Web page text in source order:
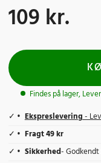
Pris:109 kr.
109 kr.
Findes på lager,
Ekspreslevering-
Fragt 49 kr
Sikkerhed-